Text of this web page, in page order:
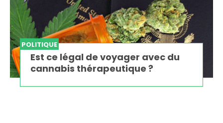
POLITIQUE
Est ce légal de voyager avec du
cannabis thérapeutique ?